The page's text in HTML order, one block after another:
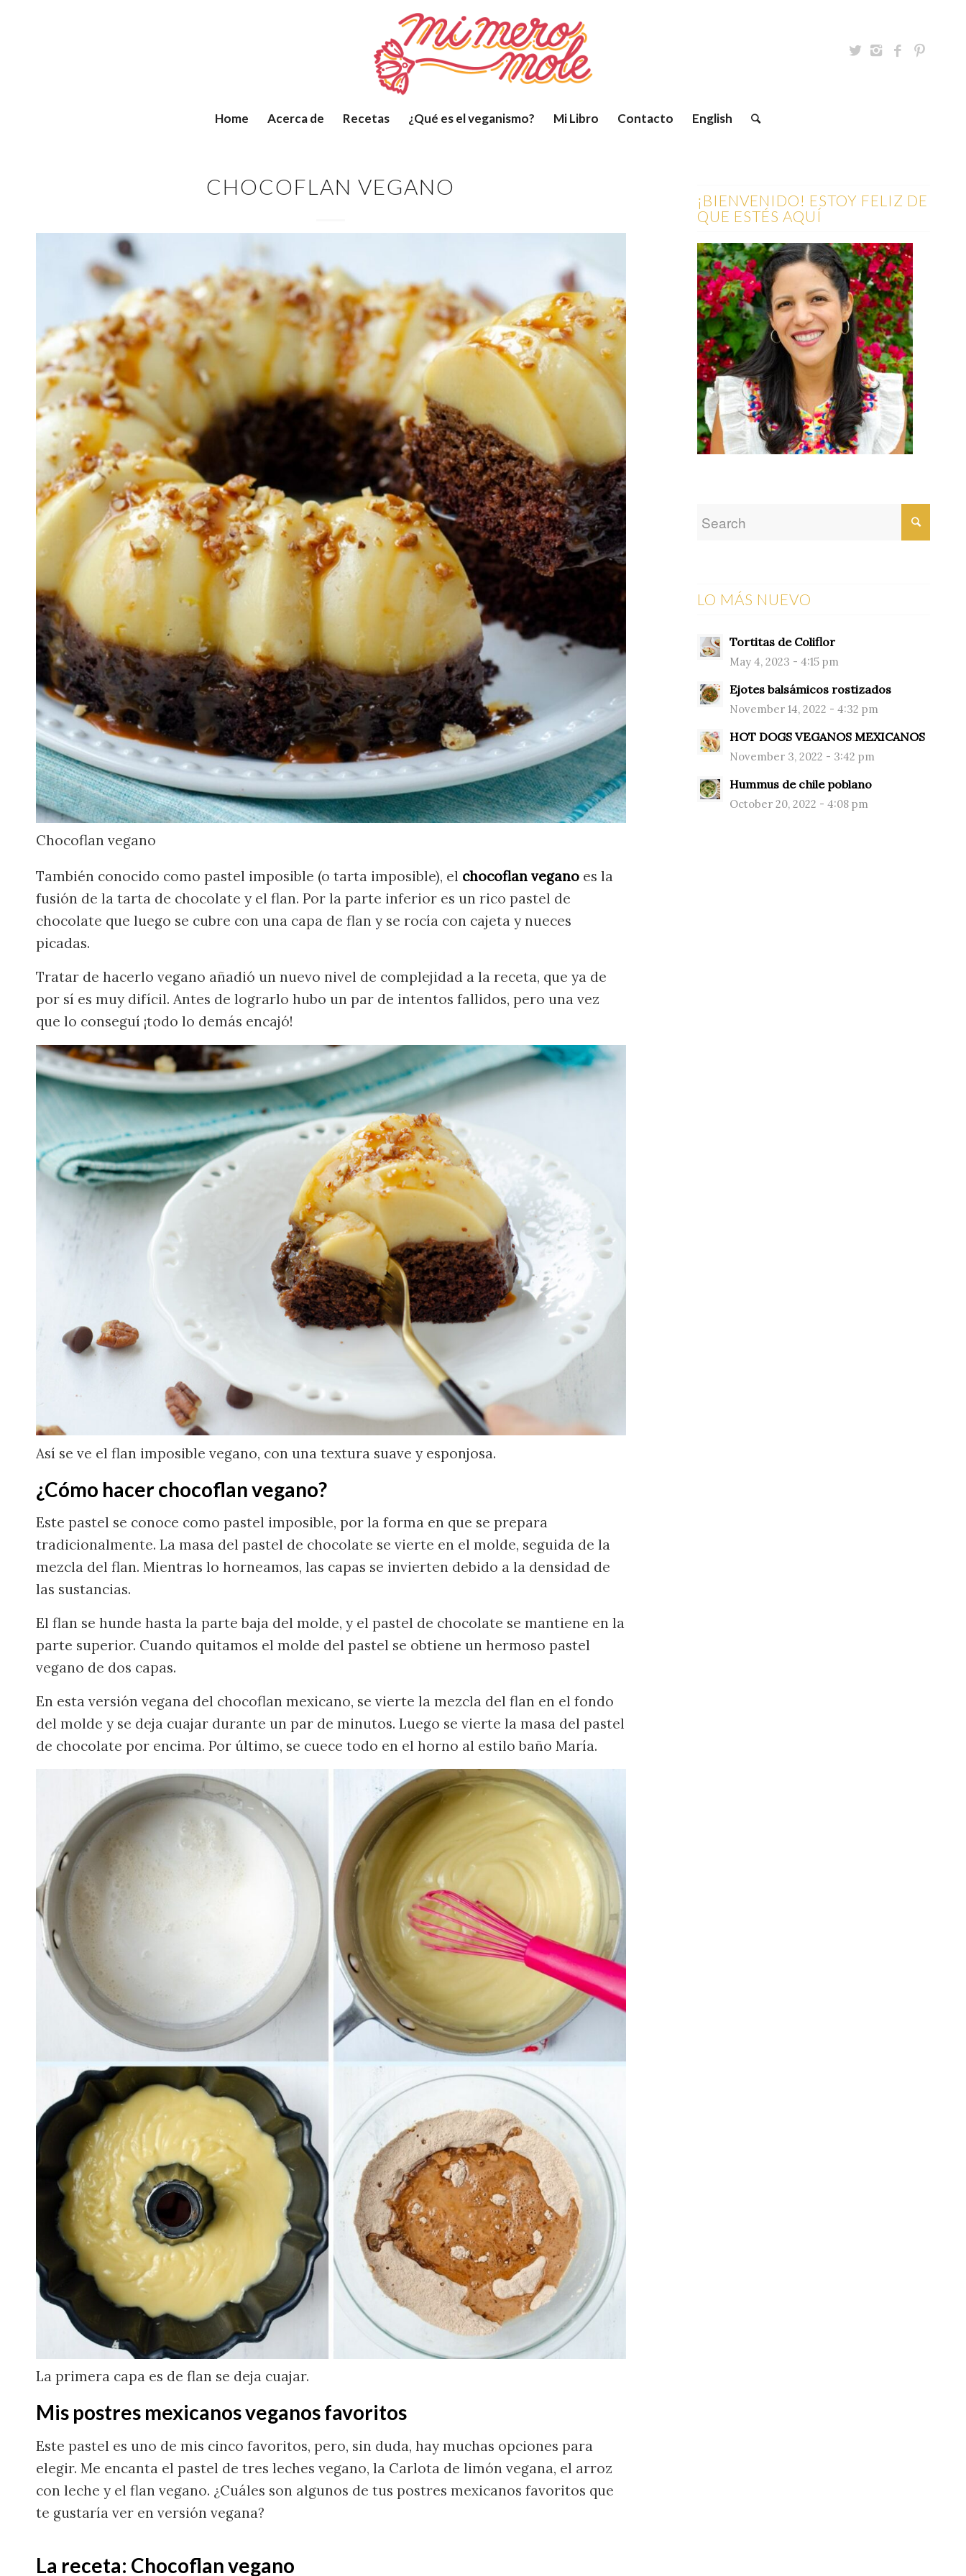
Home Acerca de Recetas ¿Qué es el veganismo? Mi Libro Contacto English
CHOCOFLAN VEGANO
Chocoflan vegano
También conocido como pastel imposible (o tarta imposible), el chocoflan vegano es la
fusión de la tarta de chocolate y el flan. Por la parte inferior es un rico pastel de
chocolate que luego se cubre con una capa de flan y se rocía con cajeta y nueces
picadas.
Tratar de hacerlo vegano añadió un nuevo nivel de complejidad a la receta, que ya de
por sí es muy difícil. Antes de lograrlo hubo un par de intentos fallidos, pero una vez
que lo conseguí ¡todo lo demás encajó!
Así se ve el flan imposible vegano, con una textura suave y esponjosa.
¿Cómo hacer chocoflan vegano?
Este pastel se conoce como pastel imposible, por la forma en que se prepara
tradicionalmente. La masa del pastel de chocolate se vierte en el molde, seguida de la
mezcla del flan. Mientras lo horneamos, las capas se invierten debido a la densidad de
las sustancias.
El flan se hunde hasta la parte baja del molde, y el pastel de chocolate se mantiene en la
parte superior. Cuando quitamos el molde del pastel se obtiene un hermoso pastel
vegano de dos capas.
En esta versión vegana del chocoflan mexicano, se vierte la mezcla del flan en el fondo
del molde y se deja cuajar durante un par de minutos. Luego se vierte la masa del pastel
de chocolate por encima. Por último, se cuece todo en el horno al estilo baño María.
La primera capa es de flan se deja cuajar.
Mis postres mexicanos veganos favoritos
Este pastel es uno de mis cinco favoritos, pero, sin duda, hay muchas opciones para
elegir. Me encanta el pastel de tres leches vegano, la Carlota de limón vegana, el arroz
con leche y el flan vegano. ¿Cuáles son algunos de tus postres mexicanos favoritos que
te gustaría ver en versión vegana?
La receta: Chocoflan vegano
¡BIENVENIDO! ESTOY FELIZ DE
QUE ESTÉS AQUÍ
LO MÁS NUEVO
Tortitas de Coliflor
May 4, 2023 - 4:15 pm
Ejotes balsámicos rostizados
November 14, 2022 - 4:32 pm
HOT DOGS VEGANOS MEXICANOS
November 3, 2022 - 3:42 pm
Hummus de chile poblano
October 20, 2022 - 4:08 pm